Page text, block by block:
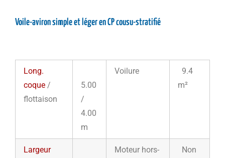
Voile-aviron simple et léger en CP cousu-stratifié
Long.
coque /
flottaison
5.00
/
4.00
m
Voilure
9.4
m²
Largeur
Moteur hors-
Non